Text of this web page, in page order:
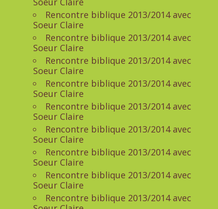
Rencontre biblique 2013/2014 avec
Soeur Claire
Rencontre biblique 2013/2014 avec
Soeur Claire
Rencontre biblique 2013/2014 avec
Soeur Claire
Rencontre biblique 2013/2014 avec
Soeur Claire
Rencontre biblique 2013/2014 avec
Soeur Claire
Rencontre biblique 2013/2014 avec
Soeur Claire
Rencontre biblique 2013/2014 avec
Soeur Claire
Rencontre biblique 2013/2014 avec
Soeur Claire
Rencontre biblique 2013/2014 avec